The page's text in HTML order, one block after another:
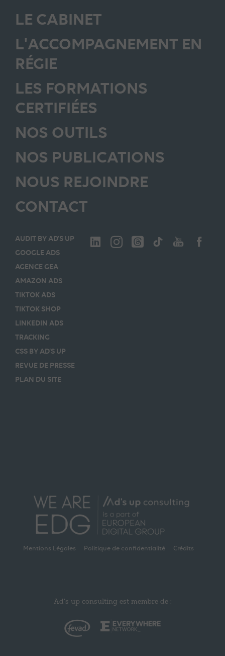
LE CABINET
L'ACCOMPAGNEMENT EN
RÉGIE
LES FORMATIONS
CERTIFIÉES
NOS OUTILS
NOS PUBLICATIONS
NOUS REJOINDRE
CONTACT
AUDIT BY AD’S UP
GOOGLE ADS
AGENCE GEA
AMAZON ADS
TIKTOK ADS
TIKTOK SHOP
LINKEDIN ADS
TRACKING
CSS BY AD’S UP
REVUE DE PRESSE
PLAN DU SITE
Mentions Légales Politique de confidentialité Crédits
Ad’s up consulting est membre de :